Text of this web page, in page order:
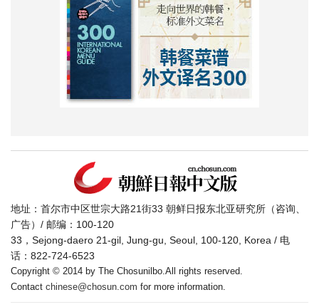
地址：首尔市中区世宗大路21街33 朝鲜日报东北亚研究所（咨询、
广告）/ 邮编：100-120
33，Sejong-daero 21-gil, Jung-gu, Seoul, 100-120, Korea / 电
话：822-724-6523
Copyright © 2014 by The Chosunilbo.All rights reserved.
Contact chinese@chosun.com for more information.